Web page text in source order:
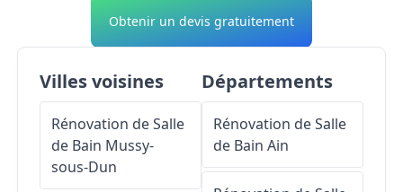
Obtenir un devis gratuitement
Villes voisines
Rénovation de Salle
de Bain Mussy-
sous-Dun
Départements
Rénovation de Salle
de Bain Ain